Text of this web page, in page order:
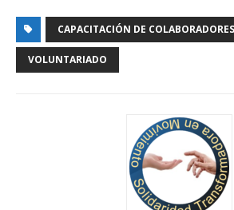
CAPACITACIÓN DE
VOLUNTARIADO